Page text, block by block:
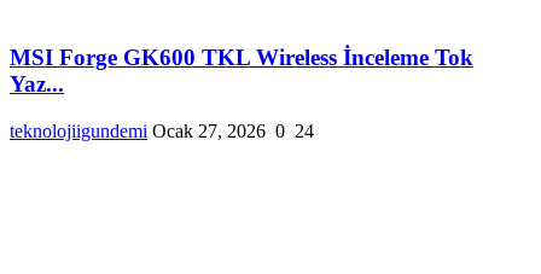
MSI Forge GK600 TKL Wireless İnceleme Tok
Yaz...
teknolojiigundemi Ocak 27, 2026 0 24